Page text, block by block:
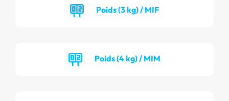
Poids (3 kg) / MIF
Poids (4 kg) / MIM